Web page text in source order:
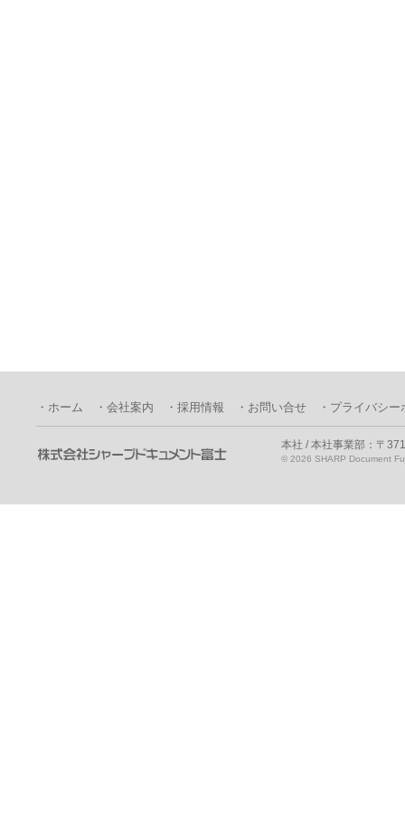
・ホーム ・会社案内 ・採用情報 ・お問い合せ ・プライバシ
本社 / 本社事業部：〒
© 2026 SHARP Document